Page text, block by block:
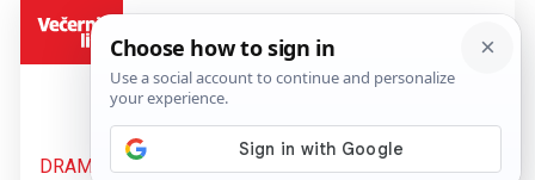
DRAMA U RUSIJI